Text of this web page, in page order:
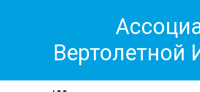
Вертолетной